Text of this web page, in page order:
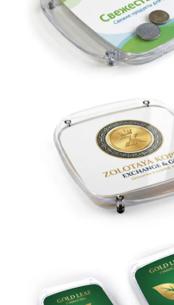
Вакансии
О компании
Написать директору
Франшиза
Контакты